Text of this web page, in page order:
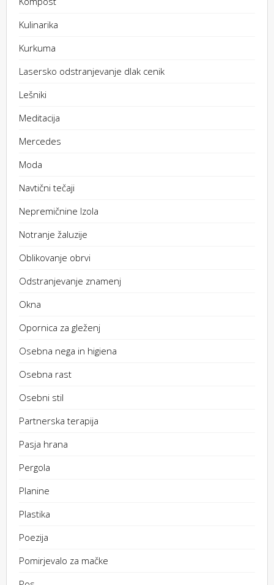
Kulinarika
Kurkuma
Lasersko odstranjevanje dlak cenik
Lešniki
Meditacija
Mercedes
Moda
Navtični tečaji
Nepremičnine Izola
Notranje žaluzije
Oblikovanje obrvi
Odstranjevanje znamenj
Okna
Opornica za gleženj
Osebna nega in higiena
Osebna rast
Osebni stil
Partnerska terapija
Pasja hrana
Pergola
Planine
Plastika
Poezija
Pomirjevalo za mačke